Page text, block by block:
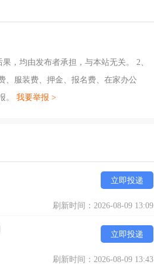
，均由发布者承担，与本站无关。 2、
、服装费、押金、报名费、在家办公
。 我要举报 >
立即投递
刷新时间：2026-08-09 13:09
立即投递
刷新时间：2026-08-09 13:43